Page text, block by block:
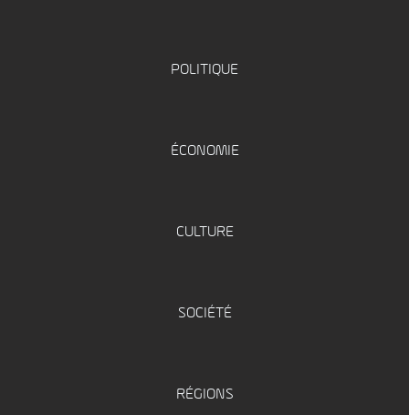
POLITIQUE
ÉCONOMIE
CULTURE
SOCIÉTÉ
RÉGIONS